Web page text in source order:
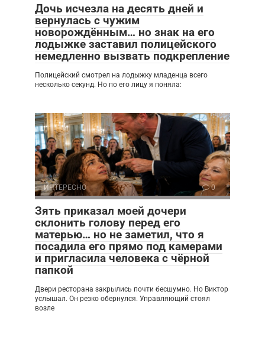
Дочь исчезла на десять дней и
вернулась с чужим
новорождённым… но знак на его
лодыжке заставил полицейского
немедленно вызвать подкрепление
Полицейский смотрел на лодыжку младенца всего
несколько секунд. Но по его лицу я поняла:
ИНТЕРЕСНО 0
Зять приказал моей дочери
склонить голову перед его
матерью… но не заметил, что я
посадила его прямо под камерами
и пригласила человека с чёрной
папкой
Двери ресторана закрылись почти бесшумно. Но Виктор
услышал. Он резко обернулся. Управляющий стоял
возле